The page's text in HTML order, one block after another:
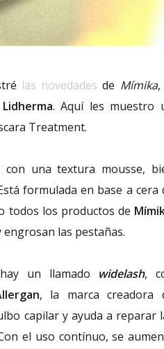
las novedades de Mímika,
Lidherma. Aquí les muestro
Treatment.
una textura mousse,
formulada en base a cera
todos los productos de
las pestañas.
un llamado widelash,
, la marca creadora
capilar y ayuda a reparar
el uso contínuo, se